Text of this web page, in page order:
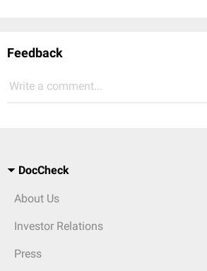
Feedback
Write a comment...
DocCheck
About Us
Investor Relations
Press